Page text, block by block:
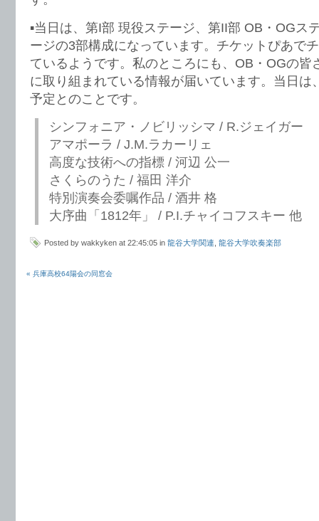
▪️当日は、第I部 現役ステージ、第II部 OB・OGス
ージの3部構成になっています。チケットぴあで
ているようです。私のところにも、OB・OGの皆
に取り組まれている情報が届いています。当日は
予定とのことです。
シンフォニア・ノビリッシマ / R.ジェイガー
アマポーラ / J.M.ラカーリェ
高度な技術への指標 / 河辺 公一
さくらのうた / 福田 洋介
特別演奏会委嘱作品 / 酒井 格
大序曲「1812年」 / P.I.チャイコフスキー 他
Posted by wakkyken at 22:45:05 in 龍谷大学関連 龍谷大学吹奏楽部
« 兵庫高校64陽会の同窓会